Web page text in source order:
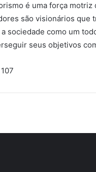
é uma força
são visionários que
sociedade como um
seus objetivos
107